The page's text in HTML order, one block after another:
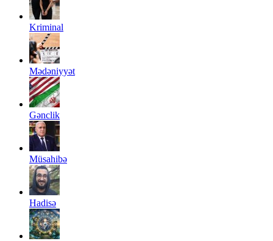
Kriminal
Mədəniyyət
Gənclik
Müsahibə
Hadisə